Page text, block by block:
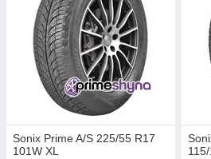
Sonix Prime A/S 225/55 R17
101W XL